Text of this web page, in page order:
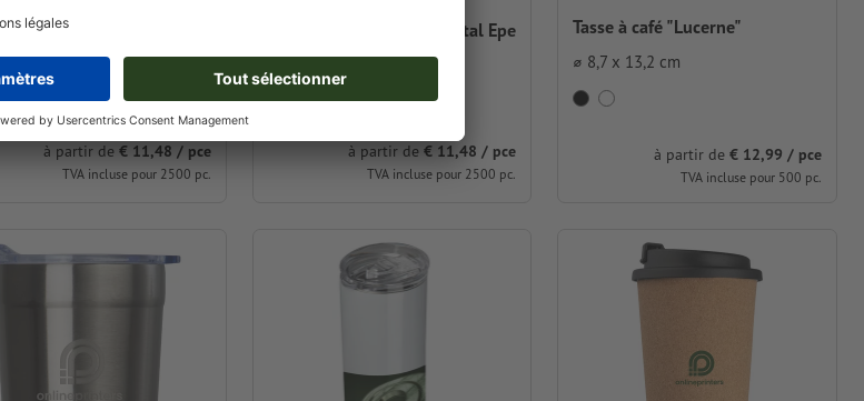
Ermelo
15,7 cm
à partir de € 11,48 / pce
TVA incluse pour 2500 pc.
Gobelet isotherme en métal Epe
⌀ 8,6 x 15,7 cm
à partir de€ 11,48 / pce
TVA incluse pour 2500 pc.
Tasse à café "Lucerne"
⌀ 8,7 x 13,2 cm
à partir de € 12,99 / pce
TVA incluse pour 500 pc.